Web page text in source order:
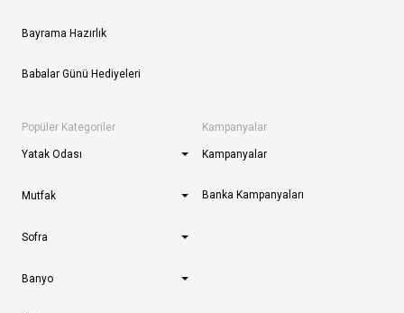
Bayrama Hazırlık
Babalar Günü Hediyeleri
Popüler Kategoriler
Yatak Odası
Mutfak
Sofra
Banyo
Kampanyalar
Kampanyalar
Banka Kampanyaları